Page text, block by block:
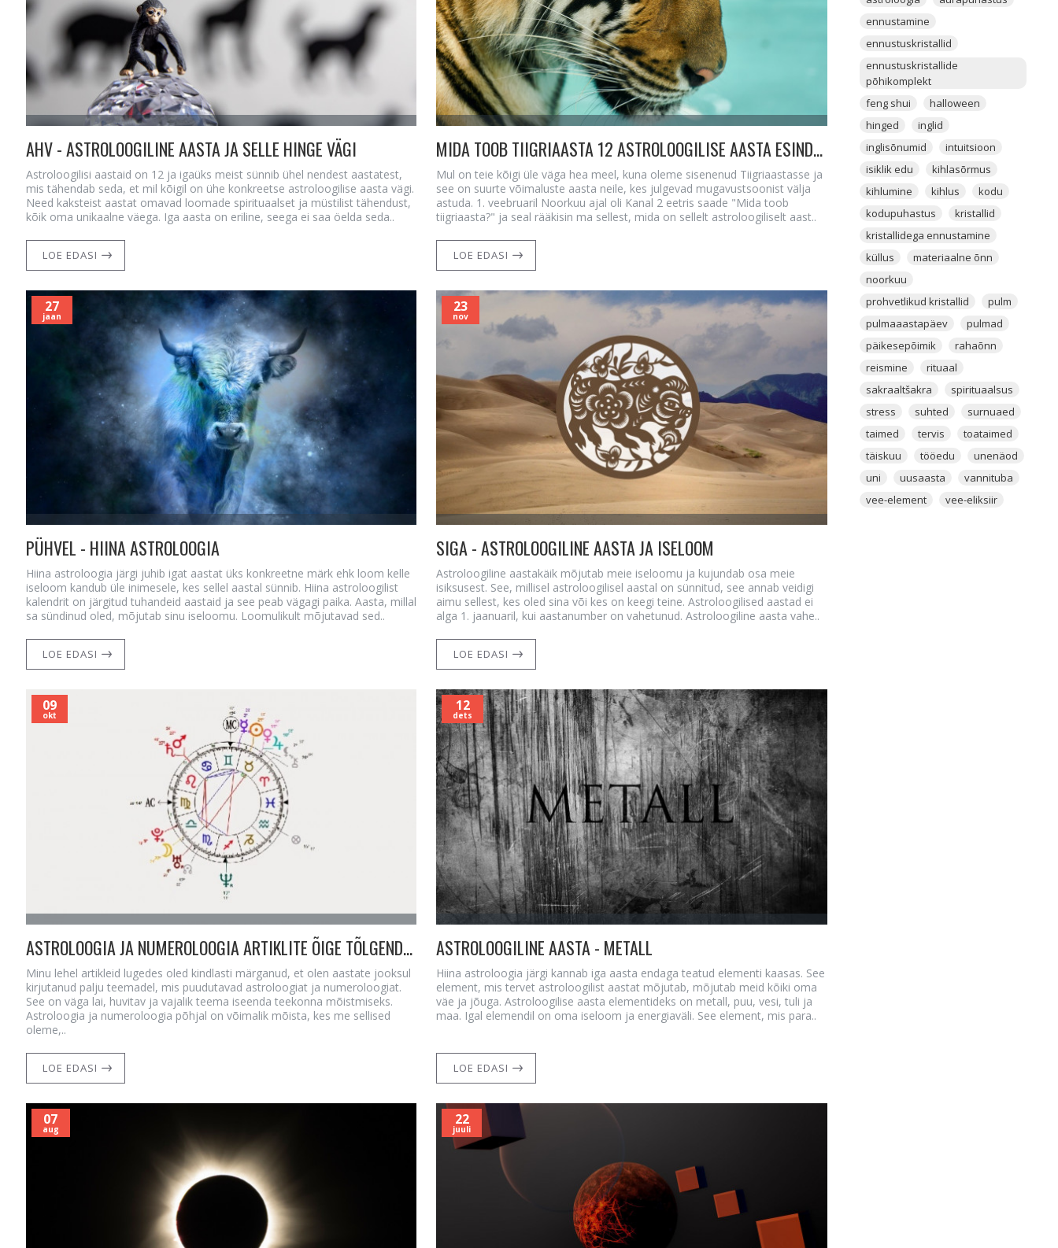
AHV - ASTROLOOGILINE AASTA JA SELLE HINGE VÄGI
Astroloogilisi aastaid on 12 ja igaüks meist sünnib ühel nendest aastatest,
mis tähendab seda, et mil kõigil on ühe konkreetse astroloogilise aasta vägi.
Need kaksteist aastat omavad loomade spirituaalset ja müstilist tähendust,
kõik oma unikaalne väega. Iga aasta on eriline, seega ei saa öelda seda..
LOE EDASI
MIDA TOOB TIIGRIAASTA 12 ASTROLOOGILISE AASTA ESINDAJALE
Mul on teie kõigi üle väga hea meel, kuna oleme sisenenud Tiigriaastasse ja
see on suurte võimaluste aasta neile, kes julgevad mugavustsoonist välja
astuda. 1. veebruaril Noorkuu ajal oli Kanal 2 eetris saade "Mida toob
tiigriaasta?" ja seal rääkisin ma sellest, mida on sellelt astroloogiliselt aast..
LOE EDASI
27
jaan
PÜHVEL - HIINA ASTROLOOGIA
Hiina astroloogia järgi juhib igat aastat üks konkreetne märk ehk loom kelle
iseloom kandub üle inimesele, kes sellel aastal sünnib. Hiina astroloogilist
kalendrit on järgitud tuhandeid aastaid ja see peab vägagi paika. Aasta, millal
sa sündinud oled, mõjutab sinu iseloomu. Loomulikult mõjutavad sed..
LOE EDASI
23
nov
SIGA - ASTROLOOGILINE AASTA JA ISELOOM
Astroloogiline aastakäik mõjutab meie iseloomu ja kujundab osa meie
isiksusest. See, millisel astroloogilisel aastal on sünnitud, see annab veidigi
aimu sellest, kes oled sina või kes on keegi teine. Astroloogilised aastad ei
alga 1. jaanuaril, kui aastanumber on vahetunud. Astroloogiline aasta vahe..
LOE EDASI
09
okt
ASTROLOOGIA JA NUMEROLOOGIA ARTIKLITE ÕIGE TÕLGENDAMINE
Minu lehel artikleid lugedes oled kindlasti märganud, et olen aastate jooksul
kirjutanud palju teemadel, mis puudutavad astroloogiat ja numeroloogiat.
See on väga lai, huvitav ja vajalik teema iseenda teekonna mõistmiseks.
Astroloogia ja numeroloogia põhjal on võimalik mõista, kes me sellised
oleme,..
LOE EDASI
12
dets
ASTROLOOGILINE AASTA - METALL
Hiina astroloogia järgi kannab iga aasta endaga teatud elementi kaasas. See
element, mis tervet astroloogilist aastat mõjutab, mõjutab meid kõiki oma
väe ja jõuga. Astroloogilise aasta elementideks on metall, puu, vesi, tuli ja
maa. Igal elemendil on oma iseloom ja energiaväli. See element, mis para..
LOE EDASI
07
aug
22
juuli
ennustamine
ennustuskristallid
ennustuskristallide
põhikomplekt
feng shui
halloween
hinged
inglid
inglisõnumid
intuitsioon
isiklik edu
kihlasõrmus
kihlumine
kihlus
kodu
kodupuhastus
kristallid
kristallidega ennustamine
küllus
materiaalne õnn
noorkuu
prohvetlikud kristallid
pulm
pulmaaastapäev
pulmad
päikesepõimik
rahaõnn
reismine
rituaal
sakraaltšakra
spirituaalsus
stress
suhted
surnuaed
taimed
tervis
toataimed
täiskuu
tööedu
unenäod
uni
uusaasta
vannituba
vee-element
vee-eliksiir